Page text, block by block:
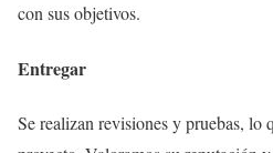
con sus objetivos.
Entregar
Se realizan revisiones y pruebas, lo